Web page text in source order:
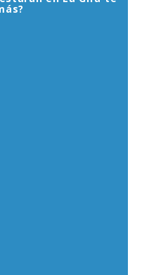
en La Gira te